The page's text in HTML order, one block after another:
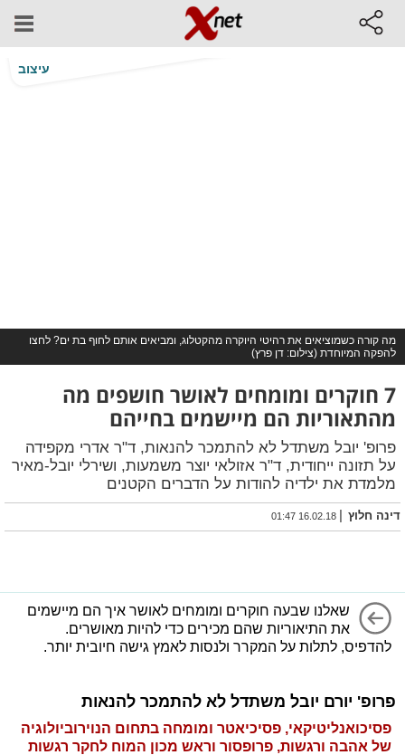
עיצוב
מה קורה כשמוציאים את רהיטי היוקרה מהקטלוג, ומביאים אותם לחוף בת ים? לחצו
להפקה המיוחדת (צילום: דן פרץ)
7 חוקרים ומומחים לאושר חושפים מה
מהתאוריות הם מיישמים בחייהם
פרופ' יובל משתדל לא להתמכר להנאות, ד"ר אדרי מקפידה
על תזונה ייחודית, ד"ר אזולאי יוצר משמעות, ושירלי יובל-מאיר
מלמדת את ילדיה להודות על הדברים הקטנים
דינה חלוץ |
16.02.18 01:47
שאלנו שבעה חוקרים ומומחים לאושר איך הם מיישמים
את התיאוריות שהם מכירים כדי להיות מאושרים.
להדפיס, לתלות על המקרר ולנסות לאמץ גישה חיובית יותר.
פרופ' יורם יובל משתדל לא להתמכר להנאות
פסיכואנליטיקאי, פסיכיאטר ומומחה בתחום הנוירוביולוגיה
של אהבה ורגשות, פרופסור וראש מכון המוח לחקר רגשות